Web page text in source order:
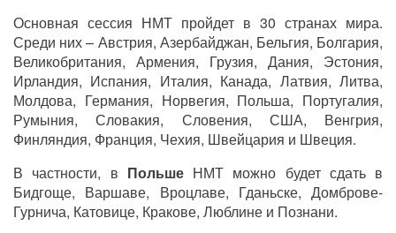
Основная сессия НМТ пройдет в 30 странах мира.
Среди них – Австрия, Азербайджан, Бельгия, Болгария,
Великобритания, Армения, Грузия, Дания, Эстония,
Ирландия, Испания, Италия, Канада, Латвия, Литва,
Молдова, Германия, Норвегия, Польша, Португалия,
Румыния, Словакия, Словения, США, Венгрия,
Финляндия, Франция, Чехия, Швейцария и Швеция.
В частности, в ПольшеНМТ можно будет сдать в
Бидгоще, Варшаве, Вроцлаве, Гданьске, Домброве-
Гурнича, Катовице, Кракове, Люблине и Познани.